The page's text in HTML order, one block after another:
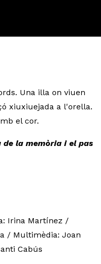
fent una coreografia.
Una illa on viuen
xiuxiuejada a l'orella.
el cor.
la memòria i el pas
Irina Martínez /
/ Multimèdia: Joan
Cabús